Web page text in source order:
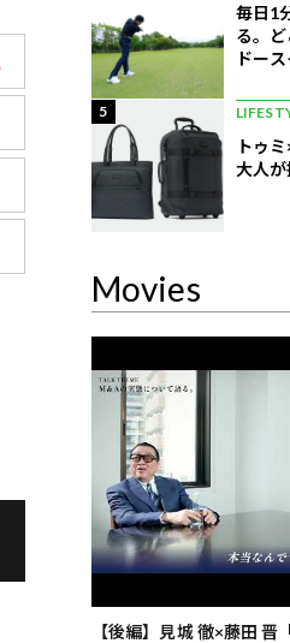
毎日1
る。
ドー
5
トゥ
大人
Movies
【後編】見城 徹×藤田 晋